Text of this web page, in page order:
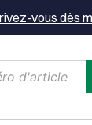
vous dès